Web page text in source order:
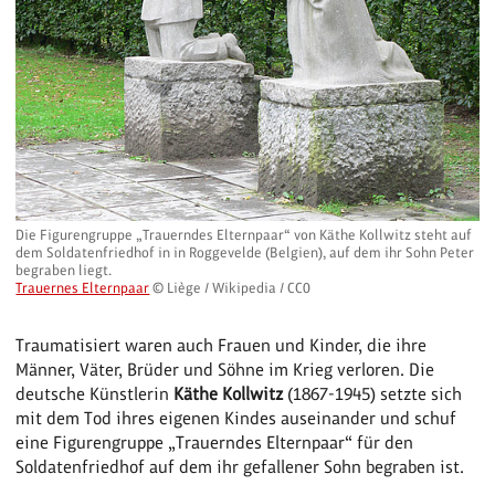
Die Figurengruppe „Trauerndes Elternpaar“ von Käthe Kollwitz steht auf
dem Soldatenfriedhof in in Roggevelde (Belgien), auf dem ihr Sohn Peter
begraben liegt.
Trauernes Elternpaar © Liège / Wikipedia / CC0
Traumatisiert waren auch Frauen und Kinder, die ihre
Männer, Väter, Brüder und Söhne im Krieg verloren. Die
deutsche Künstlerin Käthe Kollwitz(1867-1945) setzte sich
mit dem Tod ihres eigenen Kindes auseinander und schuf
eine Figurengruppe „Trauerndes Elternpaar“ für den
Soldatenfriedhof auf dem ihr gefallener Sohn begraben ist.